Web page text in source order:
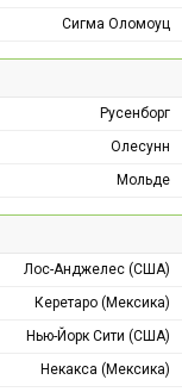
Сигма Оломоуц
Русенборг
Олесунн
Мольде
Лос-Анджелес (США)
Керетаро (Мексика)
Нью-Йорк Сити (США)
Некакса (Мексика)